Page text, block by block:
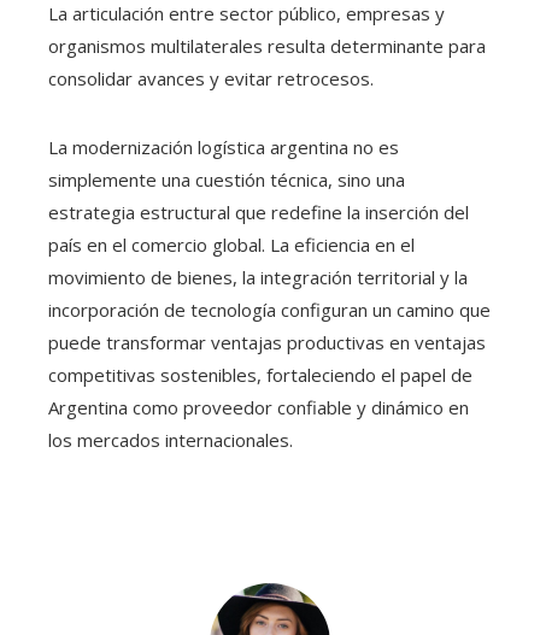
La articulación entre sector público, empresas y
organismos multilaterales resulta determinante para
consolidar avances y evitar retrocesos.
La modernización logística argentina no es
simplemente una cuestión técnica, sino una
estrategia estructural que redefine la inserción del
país en el comercio global. La eficiencia en el
movimiento de bienes, la integración territorial y la
incorporación de tecnología configuran un camino que
puede transformar ventajas productivas en ventajas
competitivas sostenibles, fortaleciendo el papel de
Argentina como proveedor confiable y dinámico en
los mercados internacionales.